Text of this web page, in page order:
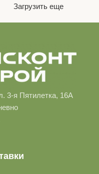
Загрузить еще
3-я Пятилетка, 16А